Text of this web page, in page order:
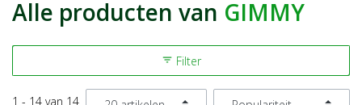
Alle producten van GIMMY
filter_list Filter
1 - 14 van 14